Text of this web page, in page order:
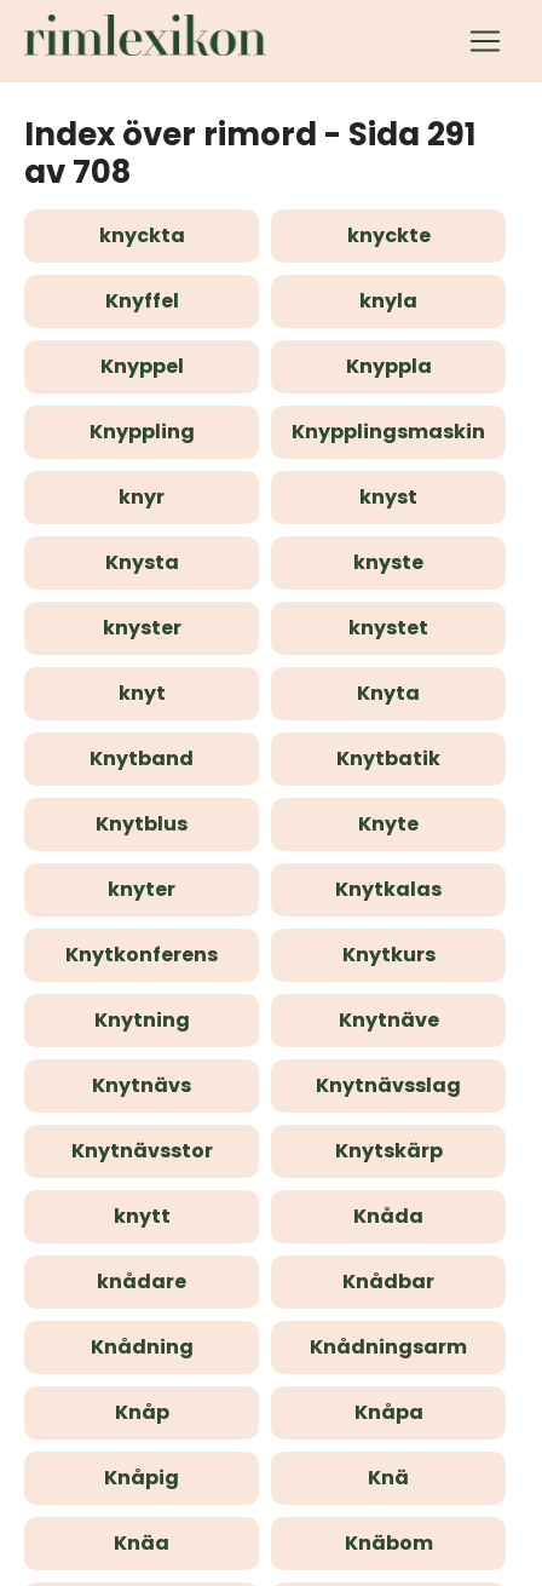
Index över rimord - Sida 291
av 708
knyckta knyckte
Knyffel knyla
Knyppel Knyppla
Knyppling Knypplingsmaskin
knyr knyst
Knysta knyste
knyster knystet
knyt Knyta
Knytband Knytbatik
Knytblus Knyte
knyter Knytkalas
Knytkonferens Knytkurs
Knytning Knytnäve
Knytnävs Knytnävsslag
Knytnävsstor Knytskärp
knytt Knåda
knådare Knådbar
Knådning Knådningsarm
Knåp Knåpa
Knåpig Knä
Knäa Knäbom